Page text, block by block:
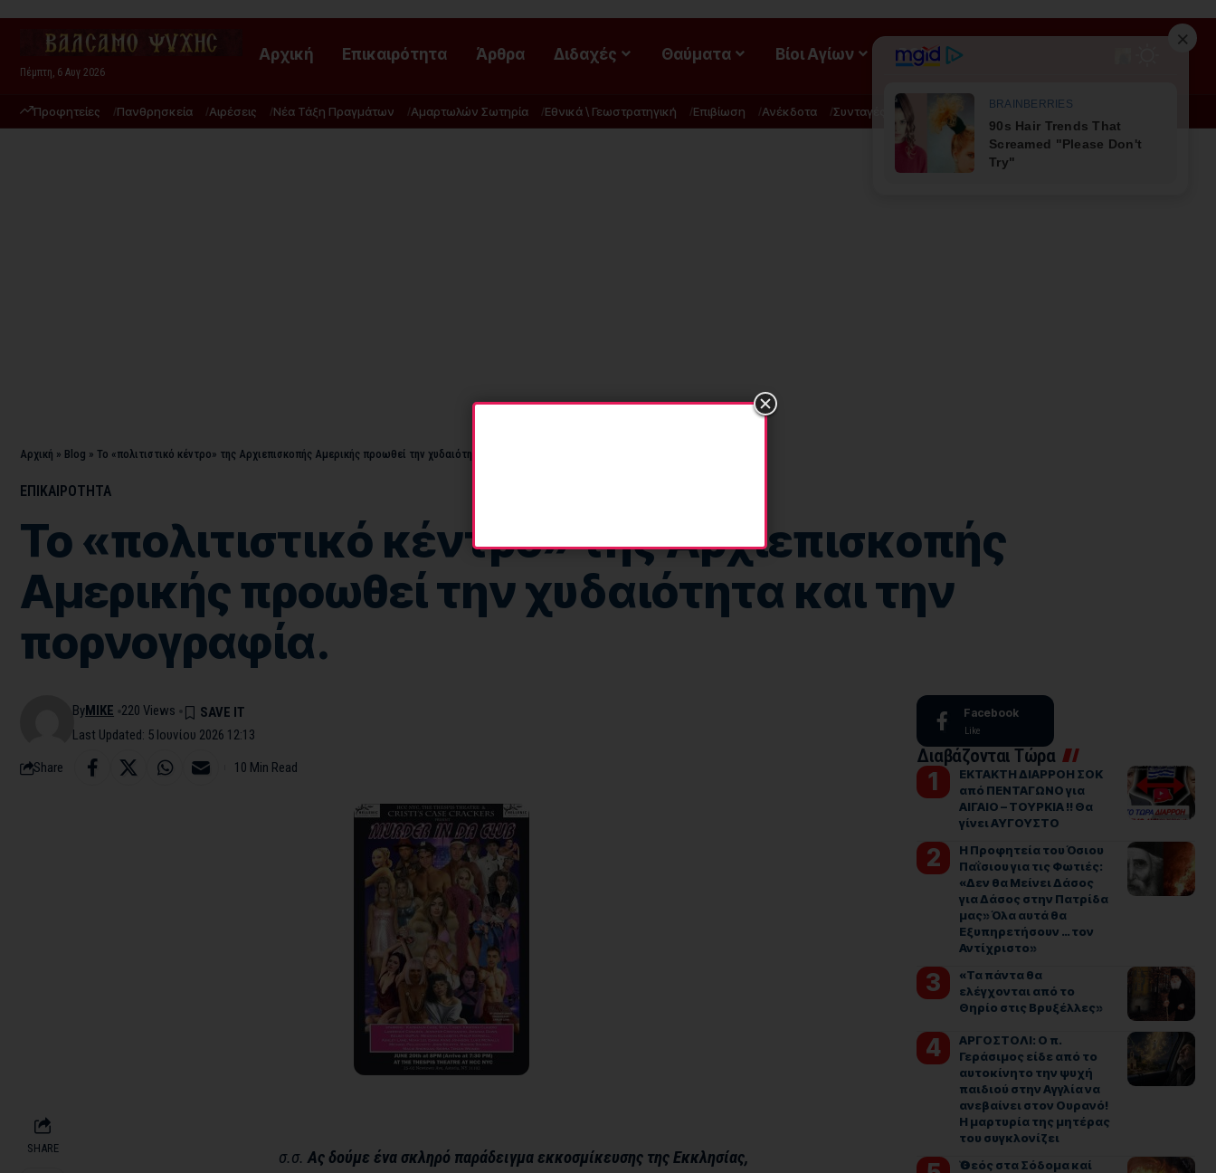
Πέμπτη, 6 Αυγ 2026
Αρχική Επικαιρότητα Άρθρα Διδαχές Θαύματα Βίοι Αγίων ΡΟΗ
Προφητείες Πανθρησκεία Αιρέσεις Νέα Τάξη Πραγμάτων Αμαρτωλών Σωτηρία Εθνικά \ Γεωστρατηγική Επιβίωση Ανέκδοτα Συνταγές Διατροφή - Φυσική Ιατρική
Αρχική » Blog » Το «πολιτιστικό κέντρο» της Αρχιεπισκοπής Αμερικής προωθεί την χυδαιότητα και την πορνογραφία.
ΕΠΙΚΑΙΡΟΤΗΤΑ
Το «πολιτιστικό κέντρο» της Αρχιεπισκοπής
Αμερικής προωθεί την χυδαιότητα και την
πορνογραφία.
Last Updated: 5 Ιουνίου 2026 12:13
ByMIKE 220 Views
Share 10 Min Read
SHARE σ.σ.Ας δούμε ένα σκληρό παράδειγμα εκκοσμίκευσης της Εκκλησίας,
Facebook
Like
Διαβάζονται Τώρα
ΕΚΤΑΚΤΗ ΔΙΑΡΡΟΗ ΣΟΚ
από ΠΕΝΤΑΓΩΝΟ για
ΑΙΓΑΙΟ – ΤΟΥΡΚΙΑ !! Θα
γίνει ΑΥΓΟΥΣΤΟ
Η Προφητεία του Όσιου
Παΐσιου για τις Φωτιές:
«Δεν θα Μείνει Δάσος
για Δάσος στην Πατρίδα
μας» Όλα αυτά θα
Εξυπηρετήσουν … τον
Αντίχριστο»
«Τα πάντα θα
ελέγχονται από το
Θηρίο στις Βρυξέλλες»
ΑΡΓΟΣΤΟΛΙ: Ο π.
Γεράσιμος είδε από το
αυτοκίνητο την ψυχή
παιδιού στην Αγγλία να
ανεβαίνει στον Ουρανό!
Η μαρτυρία της μητέρας
του συγκλονίζει
Ὁ Θεός στα Σόδομα καί